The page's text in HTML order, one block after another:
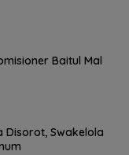
Baitul Mal
Disorot, Swakelola